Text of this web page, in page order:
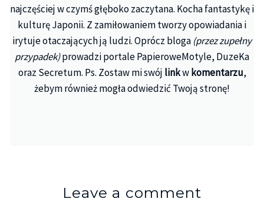
najczęściej w czymś głęboko zaczytana. Kocha fantastykę i
kulturę Japonii. Z zamiłowaniem tworzy opowiadania i
irytuje otaczających ją ludzi. Oprócz bloga (przez zupełny
przypadek)prowadzi portale PapieroweMotyle, DuzeKa
oraz Secretum. Ps. Zostaw mi swój linkwkomentarzu,
żebym również mogła odwiedzić Twoją stronę!
Leave a comment